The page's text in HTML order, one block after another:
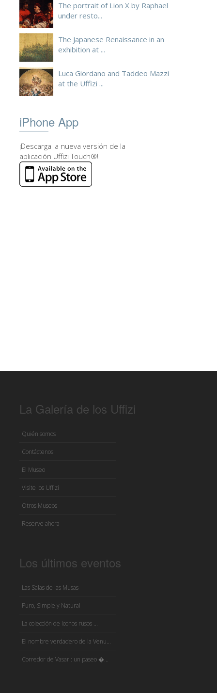
The portrait of Lion X by Raphael
under resto...
The Japanese Renaissance in an
exhibition at ...
Luca Giordano and Taddeo Mazzi
at the Uffizi ...
iPhone App
¡Descarga la nueva versión de la
aplicación Uffizi Touch®!
La Galería de los Uffizi
Quién somos
Contáctenos
El Museo
Visite los Uffizi
Otros Museos
Reserve ahora
Los últimos eventos
Las Salas de las Musas
Puro, Simple y Natural
La colección de iconos rusos ...
El nombre verdadero de la Venu...
Corredor de Vasari: un paseo �...